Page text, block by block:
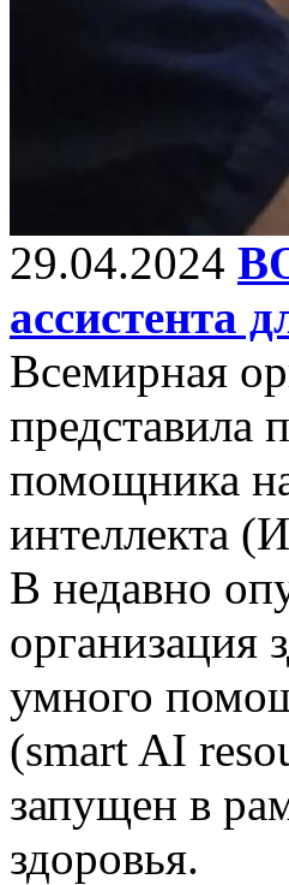
29.04.2024
ассистента
Всемирная
представила
помощника
интеллекта
В недавно
организация
умного
(smart AI
запущен в
здоровья.